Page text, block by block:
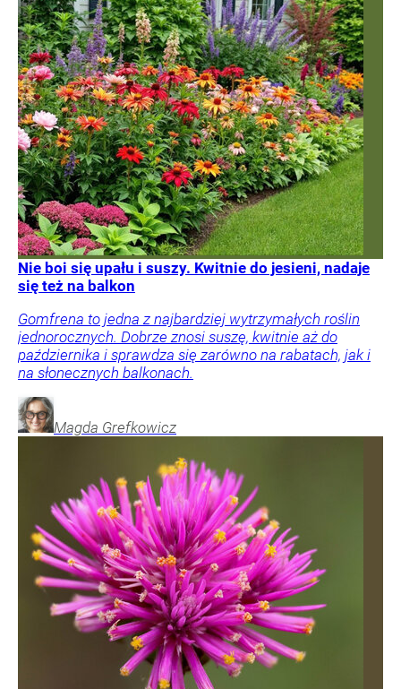
Nie boi się upału i suszy. Kwitnie do jesieni, nadaje
się też na balkon
Gomfrena to jedna z najbardziej wytrzymałych roślin
jednorocznych. Dobrze znosi suszę, kwitnie aż do
października i sprawdza się zarówno na rabatach, jak i
na słonecznych balkonach.
Magda Grefkowicz